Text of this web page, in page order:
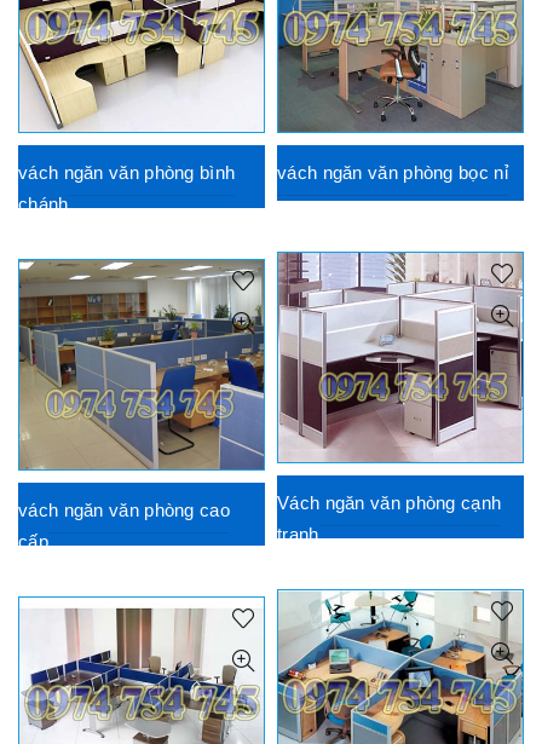
vách ngăn văn phòng bình
chánh
vách ngăn văn phòng bọc nỉ
Vách ngăn văn phòng cạnh
tranh
vách ngăn văn phòng cao
cấp